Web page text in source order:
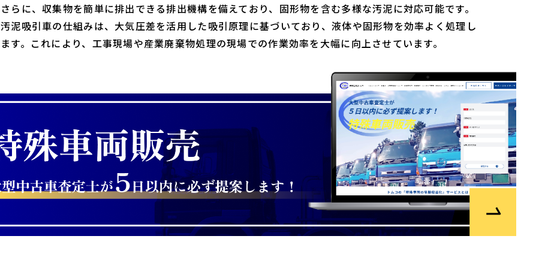
さらに、収集物を簡単に排出できる排出機構を備えており、固形物を含む多様な汚泥に対応可能です。
汚泥吸引車の仕組みは、大気圧差を活用した吸引原理に基づいており、液体や固形物を効率よく処理し
ます。これにより、工事現場や産業廃棄物処理の現場での作業効率を大幅に向上させています。